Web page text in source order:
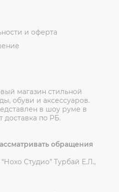
и оферта
магазин стильной
обуви и аксессуаров.
в шоу руме в
доставка по РБ.
обращения
Студио” Турбай Е.Л.,